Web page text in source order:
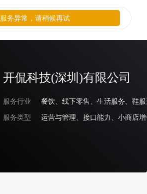
开侃科技(深圳)有限公司
服务行业
服务类型
运营与管理、接口能力、小商店
服务异常，请稍候再试